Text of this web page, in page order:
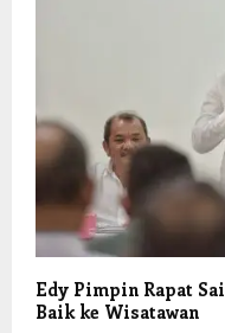
Edy Pimpin Rapat
Baik ke Wisatawan